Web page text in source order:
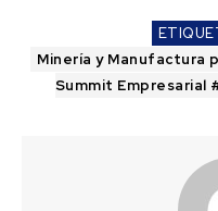
Minería y Manufactura
Summit Empresarial